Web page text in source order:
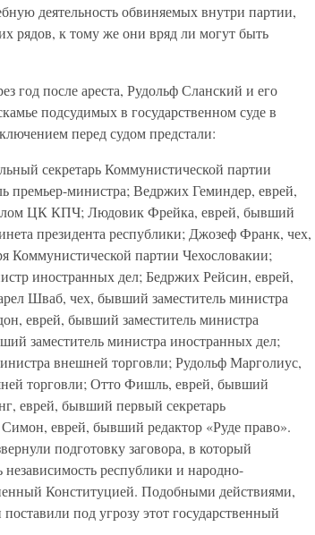
деятельность обвиняемых внутри партии,
рядов, к тому же они вряд ли могут быть
год после ареста, Рудольф Сланский и его
подсудимых в государственном суде в
перед судом предстали:
секретарь Коммунистической партии
премьер-министра; Ведржих Геминдер, еврей,
ЦК КПЧ; Людовик Фрейка, еврей, бывший
президента республики; Джозеф Франк, чех,
Коммунистической партии Чехословакии;
иностранных дел; Бедржих Рейсин, еврей,
Шваб, чех, бывший заместитель министра
еврей, бывший заместитель министра
заместитель министра иностранных дел;
внешней торговли; Рудольф Марголиус,
торговли; Отто Фишль, еврей, бывший
еврей, бывший первый секретарь
еврей, бывший редактор «Руде право».
подготовку заговора, в который
республики и народно-
Конституцией. Подобными действиями,
под угрозу этот государственный